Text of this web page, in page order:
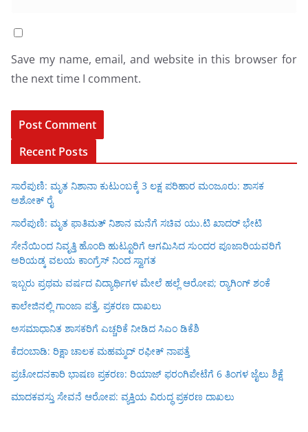
Save my name, email, and website in this browser for
the next time I comment.
Recent Posts
ಸಾರೆಪುಣಿ: ಮೃತ ನಿಶಾನಾ ಕುಟುಂಬಕ್ಕೆ 3 ಲಕ್ಷ ಪರಿಹಾರ ಮಂಜೂರು: ಶಾಸಕ
ಅಶೋಕ್ ರೈ
ಸಾರೆಪುಣಿ: ಮೃತ ಫಾತಿಮತ್ ನಿಶಾನ ಮನೆಗೆ ಸಚಿವ ಯು.ಟಿ ಖಾದರ್ ಭೇಟಿ
ಸೇನೆಯಿಂದ ನಿವೃತ್ತಿ ಹೊಂದಿ ಹುಟ್ಟೂರಿಗೆ ಆಗಮಿಸಿದ ಸುಂದರ ಪೂಜಾರಿಯವರಿಗೆ
ಅರಿಯಡ್ಕ ವಲಯ ಕಾಂಗ್ರೆಸ್ ನಿಂದ ಸ್ವಾಗತ
ಇಬ್ಬರು ಪ್ರಥಮ ವರ್ಷದ ವಿದ್ಯಾರ್ಥಿಗಳ ಮೇಲೆ ಹಲ್ಲೆ ಆರೋಪ; ರ‍್ಯಾಗಿಂಗ್ ಶಂಕೆ
ಕಾಲೇಜಿನಲ್ಲಿ ಗಾಂಜಾ ಪತ್ತೆ, ಪ್ರಕರಣ ದಾಖಲು
ಅಸಮಾಧಾನಿತ ಶಾಸಕರಿಗೆ ಎಚ್ಚರಿಕೆ ನೀಡಿದ ಸಿಎಂ ಡಿಕೆಶಿ
ಕೆದಂಬಾಡಿ: ರಿಕ್ಷಾ ಚಾಲಕ ಮಹಮ್ಮದ್ ರಫೀಕ್ ನಾಪತ್ತೆ
ಪ್ರಚೋದನಕಾರಿ ಭಾಷಣ ಪ್ರಕರಣ: ರಿಯಾಜ್ ಫರಂಗಿಪೇಟೆಗೆ 6 ತಿಂಗಳ ಜೈಲು ಶಿಕ್ಷೆ
ಮಾದಕವಸ್ತು ಸೇವನೆ ಆರೋಪ: ವ್ಯಕ್ತಿಯ ವಿರುದ್ಧ ಪ್ರಕರಣ ದಾಖಲು